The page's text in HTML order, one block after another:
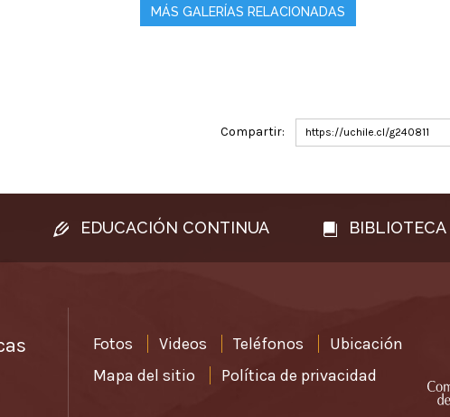
MÁS GALERÍAS RELACIONADAS
Compartir: https://uchile.cl/g240811
EDUCACIÓN CONTINUA BIBLIOTECA
Fotos Videos Teléfonos
Ubicación
Mapa del sitio
Política de privacidad